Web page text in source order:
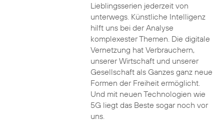
Lieblingsserien jederzeit von
unterwegs. Künstliche Intelligenz
hilft uns bei der Analyse
komplexester Themen. Die digitale
Vernetzung hat Verbrauchern,
unserer Wirtschaft und unserer
Gesellschaft als Ganzes ganz neue
Formen der Freiheit ermöglicht.
Und mit neuen Technologien wie
5G liegt das Beste sogar noch vor
uns.